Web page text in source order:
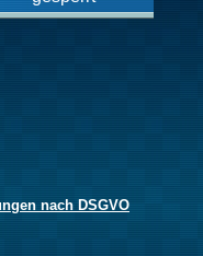
nach DSGVO